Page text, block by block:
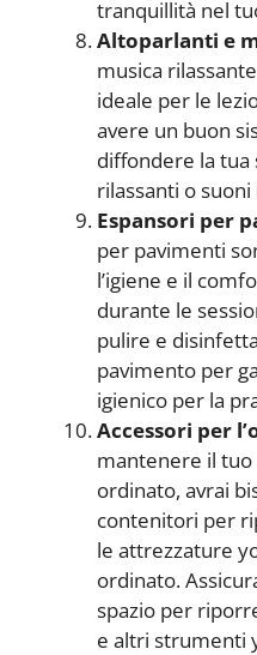
tranquillità nel
Altoparlanti e
musica
ideale per le
avere un buon
diffondere la tua
rilassanti o
Espansori per
per pavimenti
l’igiene e il
durante le
pulire e
pavimento per
igienico per la
Accessori per
mantenere il tuo
ordinato, avrai
contenitori per
le attrezzature
ordinato.
spazio per
e altri strumenti